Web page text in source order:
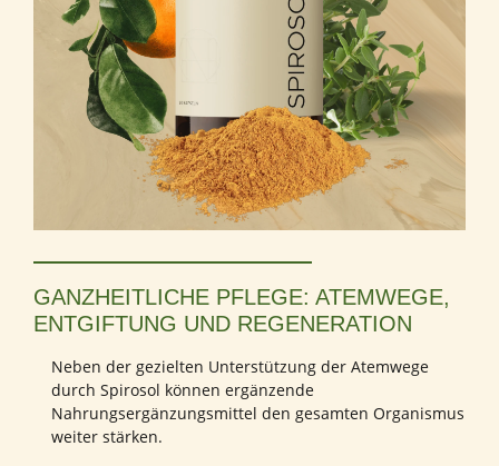
GANZHEITLICHE PFLEGE: ATEMWEGE,
ENTGIFTUNG UND REGENERATION
Neben der gezielten Unterstützung der Atemwege
durch Spirosol können ergänzende
Nahrungsergänzungsmittel den gesamten Organismus
weiter stärken.